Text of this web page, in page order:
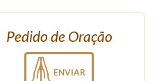
Pedido de Oração
ENVIAR